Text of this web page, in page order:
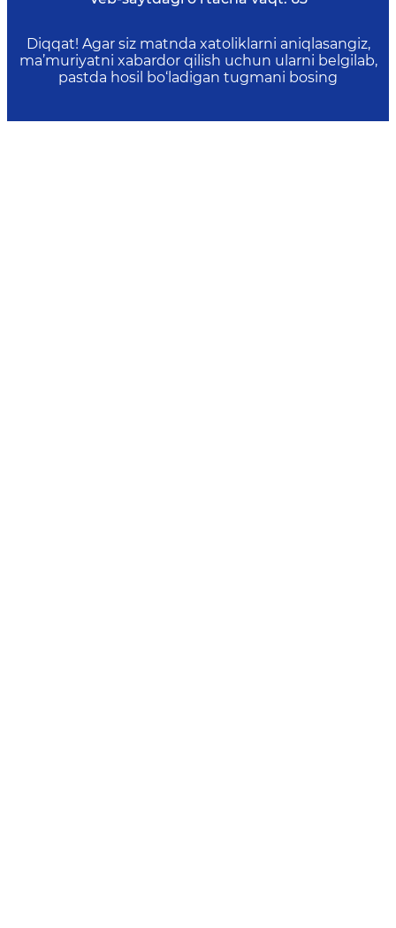
Diqqat! Agar siz matnda xatoliklarni aniqlasangiz,
ma’muriyatni xabardor qilish uchun ularni belgilab,
pastda hosil bo‘ladigan tugmani bosing